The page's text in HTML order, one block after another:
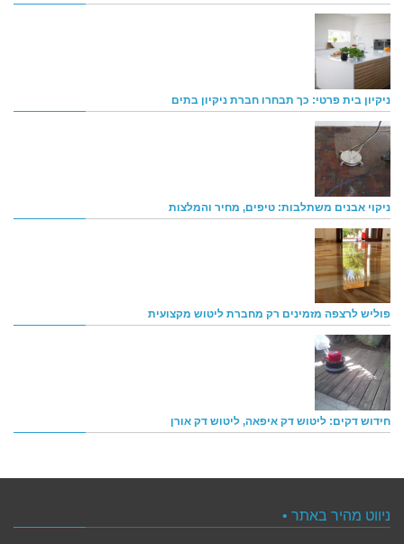
ניקיון בית פרטי: כך תבחרו חברת ניקיון בתים
ניקוי אבנים משתלבות: טיפים, מחיר והמלצות
פוליש לרצפה מזמינים רק מחברת ליטוש מקצועית
חידוש דקים: ליטוש דק איפאה, ליטוש דק אורן
ניווט מהיר באתר •